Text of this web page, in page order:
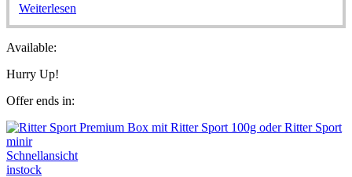
Weiterlesen
Available:
Hurry Up!
Offer ends in:
Schnellansicht
instock